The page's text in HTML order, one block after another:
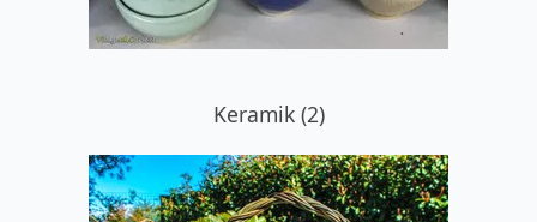
Keramik (2)